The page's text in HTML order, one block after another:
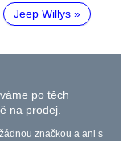
Jeep Willys
po těch
na prodej.
značkou a ani s